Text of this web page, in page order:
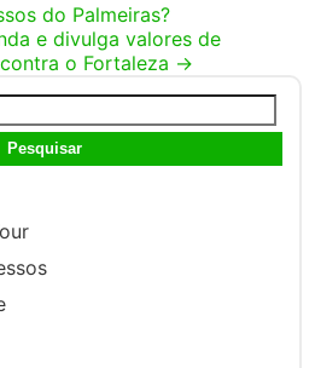
do Palmeiras?
e divulga valores de
o Fortaleza →